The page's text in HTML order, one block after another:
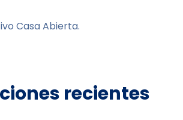
Casa Abierta.
recientes